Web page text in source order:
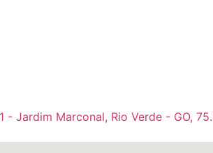
Jardim Marconal, Rio Verde - GO,